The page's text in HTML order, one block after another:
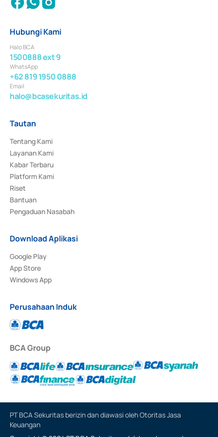
Hubungi Kami
Halo BCA
1500888 ext 9
WhatsApp
+62 819 1950 0888
Email
halo@bcasekuritas.id
Tautan
Tentang Kami
Layanan Kami
Kabar Terbaru
Platform Kami
Riset
Bantuan
Pengaduan Nasabah
Download Aplikasi
Google Play
App Store
Windows App
Perusahaan Induk
BCA Group
PT BCA Sekuritas berizin dan diawasi oleh Otoritas Jasa
Keuangan